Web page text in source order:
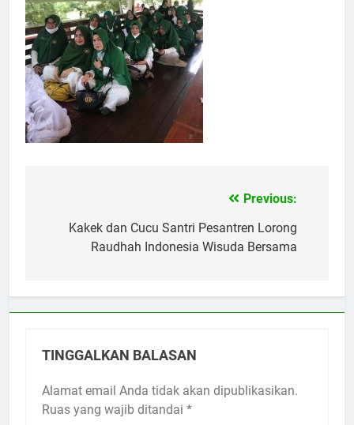
pos
Previous:
Kakek dan Cucu Santri Pesantren Lorong
Raudhah Indonesia Wisuda Bersama
TINGGALKAN BALASAN
Alamat email Anda tidak akan dipublikasikan.
Ruas yang wajib ditandai *